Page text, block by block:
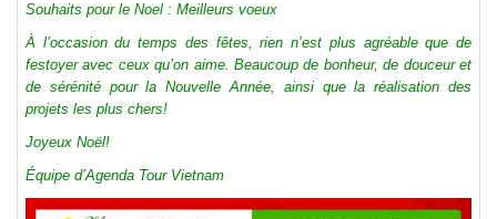
Souhaits pour le Noel : Meilleurs voeux
À l’occasion du temps des fêtes, rien n’est plus agréable que de
festoyer avec ceux qu’on aime. Beaucoup de bonheur, de douceur et
de sérénité pour la Nouvelle Année, ainsi que la réalisation des
projets les plus chers!
Joyeux Noël!
Équipe d’Agenda Tour Vietnam